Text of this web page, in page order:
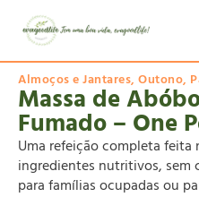
Almoços e Jantares, Outono,
Massa de
Fumado – One
Uma refeição completa
ingredientes nutritivos, sem
para famílias ocupadas ou